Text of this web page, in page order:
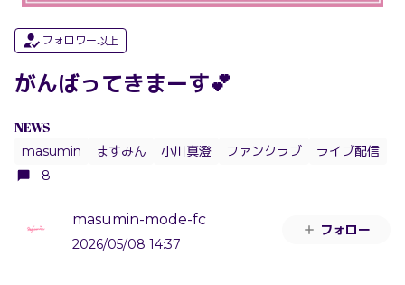
フォロワー以上
がんばってきまーす💕
NEWS
masumin ますみん 小川真澄 ファンクラブ
ライブ配信
8
masumin-mode-fc
2026/05/08 14:37
フォロー